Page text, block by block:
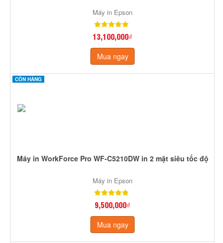
Máy in Epson
13,100,000₫
Mua ngay
CÒN HÀNG
Máy in WorkForce Pro WF-C5210DW in 2 mặt siêu tốc độ
Máy in Epson
9,500,000₫
Mua ngay